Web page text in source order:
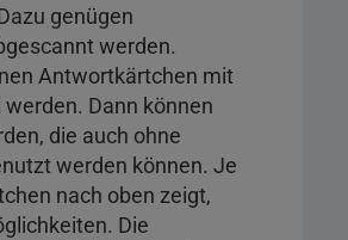
genügen
werden.
Antwortkärtchen mit
Dann können
die auch ohne
werden können. Je
nach oben zeigt,
Die